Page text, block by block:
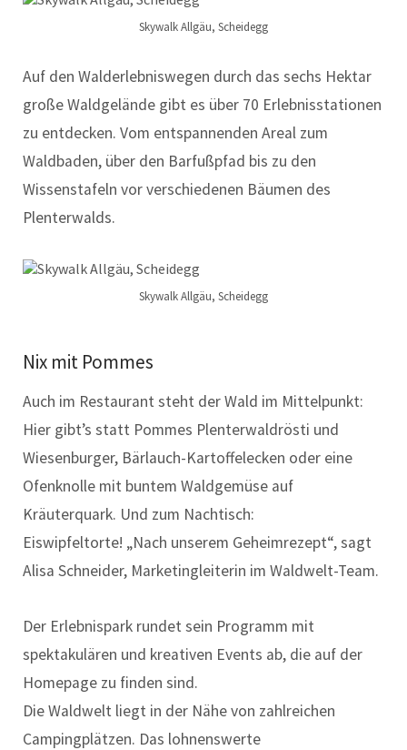
Skywalk Allgäu, Scheidegg
Auf den Walderlebniswegen durch das sechs Hektar
große Waldgelände gibt es über 70 Erlebnisstationen
zu entdecken. Vom entspannenden Areal zum
Waldbaden, über den Barfußpfad bis zu den
Wissenstafeln vor verschiedenen Bäumen des
Plenterwalds.
Skywalk Allgäu, Scheidegg
Nix mit Pommes
Auch im Restaurant steht der Wald im Mittelpunkt:
Hier gibt’s statt Pommes Plenterwaldrösti und
Wiesenburger, Bärlauch-Kartoffelecken oder eine
Ofenknolle mit buntem Waldgemüse auf
Kräuterquark. Und zum Nachtisch:
Eiswipfeltorte! „Nach unserem Geheimrezept“, sagt
Alisa Schneider, Marketingleiterin im Waldwelt-Team.
Der Erlebnispark rundet sein Programm mit
spektakulären und kreativen Events ab, die auf der
Homepage zu finden sind.
Die Waldwelt liegt in der Nähe von zahlreichen
Campingplätzen. Das lohnenswerte